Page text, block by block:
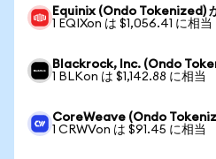
Equinix (Ondo Tokenized)
1 EQIXon は $1,056.41 に相当
Blackrock, Inc. (Ondo
1 BLKon は $1,142.88 に相当
CoreWeave (Ondo
1 CRWVon は $91.45 に相当